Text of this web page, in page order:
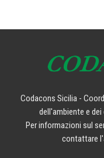
Codacons Sicilia -
dell'ambiente e
Per informazioni sul
contattare